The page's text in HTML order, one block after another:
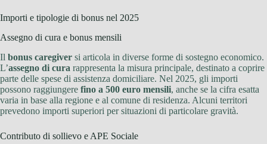
Importi e tipologie di bonus nel 2025
Assegno di cura e bonus mensili
Il bonus caregiver si articola in diverse forme di sostegno economico.
L’assegno di cura rappresenta la misura principale, destinato a coprire
parte delle spese di assistenza domiciliare. Nel 2025, gli importi
possono raggiungere fino a 500 euro mensili, anche se la cifra esatta
varia in base alla regione e al comune di residenza. Alcuni territori
prevedono importi superiori per situazioni di particolare gravità.
Contributo di sollievo e APE Sociale